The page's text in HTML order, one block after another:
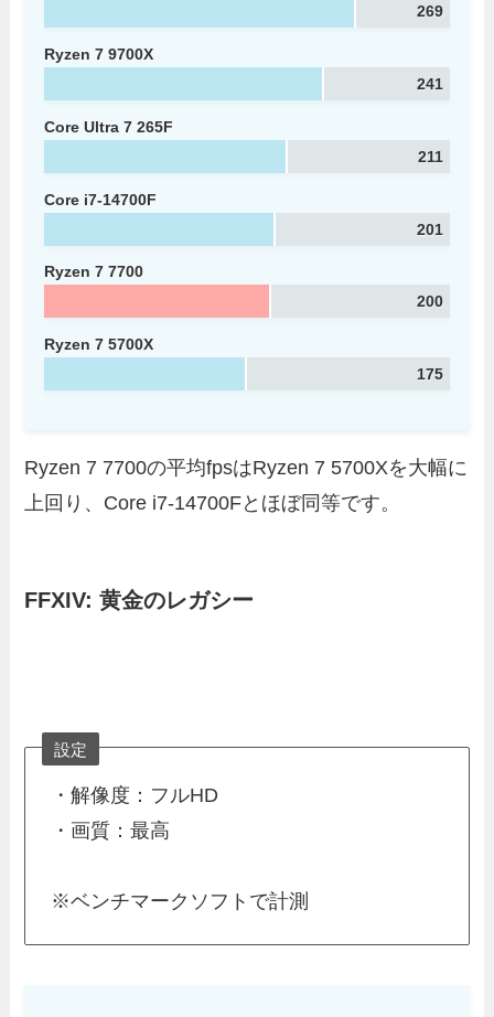
269
Ryzen 7 9700X
241
Core Ultra 7 265F
211
Core i7-14700F
201
Ryzen 7 7700
200
Ryzen 7 5700X
175
Ryzen 7 7700の平均fpsはRyzen 7 5700Xを大幅に
上回り、Core i7-14700Fとほぼ同等です。
FFXIV: 黄金のレガシー
設定
・解像度：フルHD
・画質：最高
※ベンチマークソフトで計測